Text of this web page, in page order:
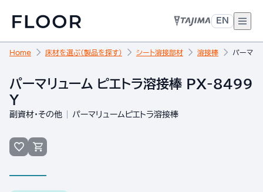
EN
Home 床材を選ぶ（製品を探す） シート溶接部材 溶接棒 パーマ
パーマリューム ピエトラ溶接棒 PX-8499
Y
副資材・その他 パーマリュームピエトラ溶接棒